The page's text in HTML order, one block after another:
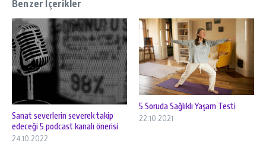
Benzer İçerikler
Sanat severlerin severek takip
edeceği 5 podcast kanalı önerisi
24.10.2022
5 Soruda Sağlıklı Yaşam Testi
22.10.2021